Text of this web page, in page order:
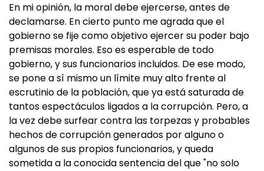
En mi opinión, la moral debe ejercerse, antes de
declamarse. En cierto punto me agrada que el
gobierno se fije como objetivo ejercer su poder bajo
premisas morales. Eso es esperable de todo
gobierno, y sus funcionarios incluidos. De ese modo,
se pone a sí mismo un límite muy alto frente al
escrutinio de la población, que ya está saturada de
tantos espectáculos ligados a la corrupción. Pero, a
la vez debe surfear contra las torpezas y probables
hechos de corrupción generados por alguno o
algunos de sus propios funcionarios, y queda
sometida a la conocida sentencia del que "no solo